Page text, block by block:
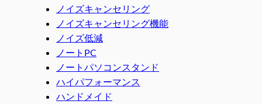
ノイズキャンセリング
ノイズキャンセリング機能
ノイズ低減
ノートPC
ノートパソコンスタンド
ハイパフォーマンス
ハンドメイド